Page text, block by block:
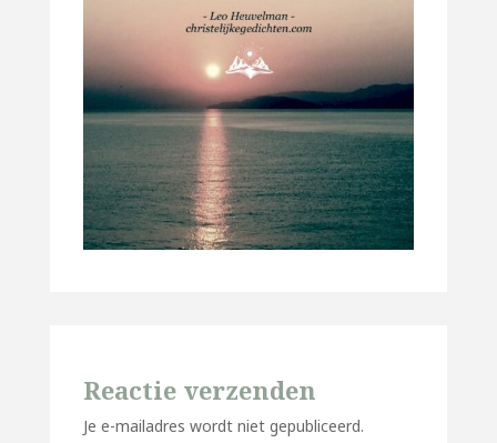
Reactie verzenden
Je e-mailadres wordt niet gepubliceerd.